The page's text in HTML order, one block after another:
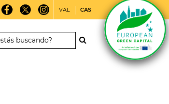
VAL CAS